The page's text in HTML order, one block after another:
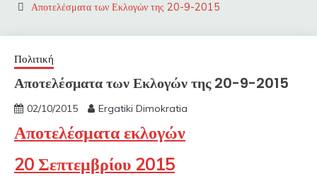
Αποτελέσματα των Εκλογών της 20-9-2015
Πολιτική
Αποτελέσματα των Εκλογών της 20-9-2015
02/10/2015 Ergatiki Dimokratia
Αποτελέσματα εκλογών
20 Σεπτεμβρίου 2015